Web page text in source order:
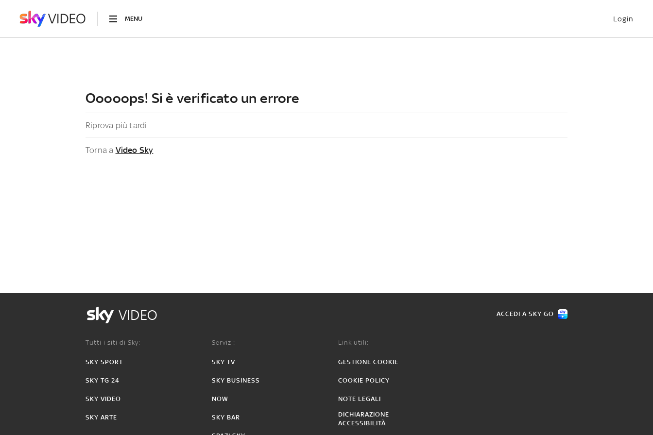
MENU Login
Ooooops! Si è verificato un errore
Riprova più tardi
Torna a Video Sky
VIDEO ACCEDI A SKY GO
Tutti i siti di Sky:
SKY SPORT
SKY TG 24
SKY VIDEO
SKY ARTE
Servizi:
SKY TV
SKY BUSINESS
NOW
SKY BAR
Link utili:
GESTIONE COOKIE
COOKIE POLICY
NOTE LEGALI
DICHIARAZIONE
ACCESSIBILITÀ